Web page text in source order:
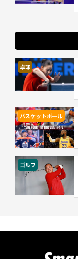
卓球
バスケットボール
ゴルフ